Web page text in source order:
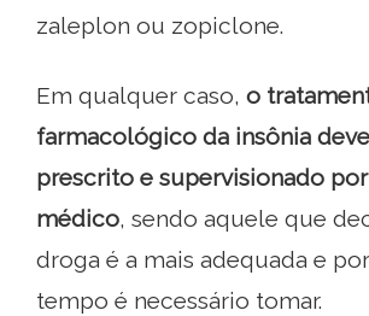
zaleplon ou zopiclone.
Em qualquer caso, o
farmacológico da insônia
prescrito e supervisionado
médico, sendo aquele que
droga é a mais adequada e
tempo é necessário tomar.